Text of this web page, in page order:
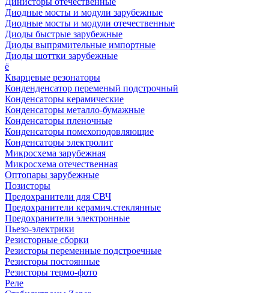
Диодные мосты и модули зарубежные
Диодные мосты и модули отечественные
Диоды быстрые зарубежные
Диоды выпрямительные импортные
Диоды шоттки зарубежные
ё
Кварцевые резонаторы
Конденденсатор переменый подстрочный
Конденсаторы керамические
Конденсаторы металло-бумажные
Конденсаторы пленочные
Конденсаторы помехоподовляющие
Конденсаторы электролит
Микросхема зарубежная
Микросхема отечественная
Оптопары зарубежные
Позисторы
Предохранители для СВЧ
Предохранители керамич.стеклянные
Предохранители электронные
Пьезо-электрики
Резисторные сборки
Резисторы переменные подстроечные
Резисторы постоянные
Резисторы термо-фото
Реле